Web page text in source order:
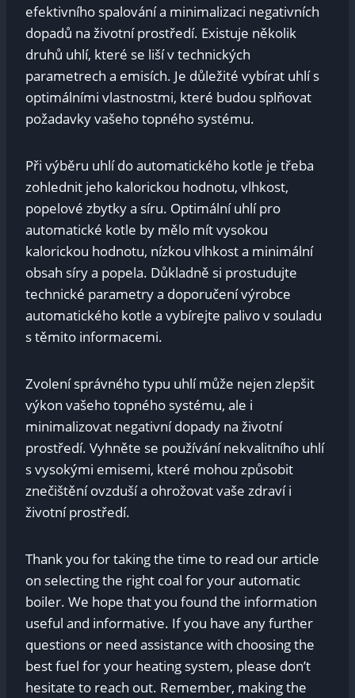
efektivního‍ spalování a ⁤minimalizaci negativních
dopadů na životní prostředí. Existuje ‍několik
druhů uhlí, které se liší⁢ v ⁤technických
‍parametrech a‍ emisích.⁢ Je důležité ‍vybírat uhlí s
optimálními vlastnostmi, které budou splňovat⁤
požadavky vašeho topného systému.
Při výběru uhlí do automatického kotle je třeba
zohlednit jeho⁢ kalorickou hodnotu, vlhkost,
popelové zbytky a síru. Optimální uhlí pro
⁢automatické kotle‍ by mělo mít vysokou
kalorickou⁣ hodnotu, nízkou vlhkost a minimální
⁣obsah síry a ‍popela. ‍Důkladně si prostudujte
technické parametry a doporučení výrobce
automatického ⁢kotle‌ a ‌vybírejte palivo v souladu ​
s těmito‍ informacemi.
Zvolení správného typu uhlí může ⁤nejen zlepšit⁣
výkon vašeho topného systému, ale i​
minimalizovat negativní dopady na⁣ životní
prostředí. Vyhněte⁤ se​ používání nekvalitního uhlí
s vysokými emisemi, ⁢které‌ mohou způsobit
znečištění ovzduší​ a ⁤ohrožovat ⁢vaše zdraví i
životní prostředí.
Thank you for taking the⁣ time to read our ⁣article
on selecting the right coal for ⁤your automatic
boiler. ‌We hope that you found the information
useful and informative.⁢ If you have any further
‌questions or need​ assistance with choosing the
best fuel⁢ for‌ your heating system, please don’t
hesitate⁢ to reach​ out. Remember, ⁢making ​the